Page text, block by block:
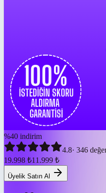
%40 indirim
4.8· 346
19.998 ₺11.999 ₺
Üyelik Satın Al